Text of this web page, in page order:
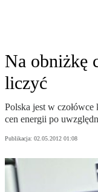
Na obniżkę
liczyć
Polska jest w
cen energii po
Publikacja: 02.05.2012 01:08